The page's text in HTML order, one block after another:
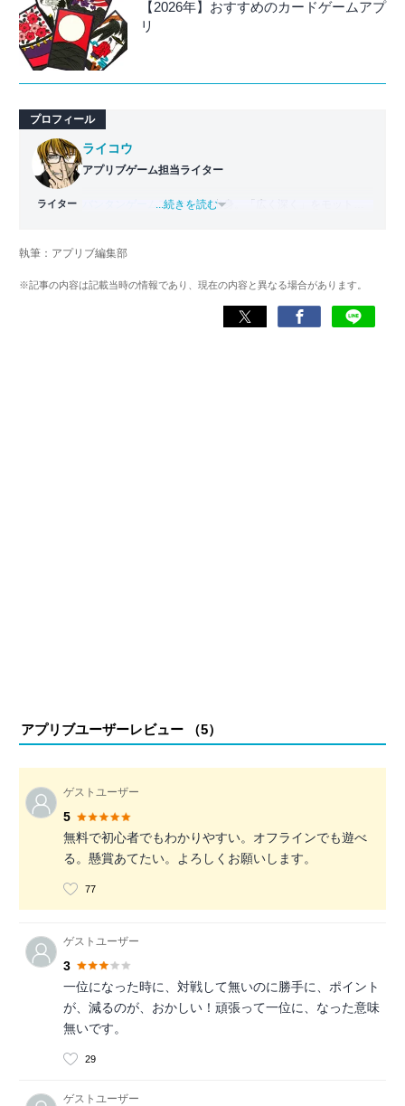
【2026年】おすすめのカードゲームアプ
リ
プロフィール
ライター
ライコウ
アプリブゲーム担当ライター
バンタンゲームアカデミー 出身。「広く深く」をモットー
ゲームだけでも1,000本以上。ゲーム開発者を目指した経験
くして面白さを引き出し、人々に伝えるためゲームライタ
...続きを読む
執筆：アプリブ編集部
※記事の内容は記載当時の情報であり、現在の内容と異なる場合があります。
アプリブユーザーレビュー （5）
ゲストユーザー
5
無料で初心者でもわかりやすい。オフラインでも遊べ
る。懸賞あてたい。よろしくお願いします。
77
ゲストユーザー
3
一位になった時に、対戦して無いのに勝手に、ポイント
が、減るのが、おかしい！頑張って一位に、なった意味
無いです。
29
ゲストユーザー